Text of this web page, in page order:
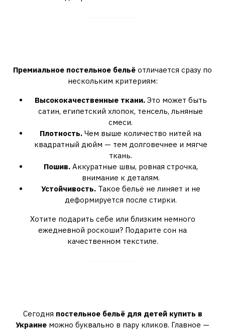
Премиальное постельное бельё отличается сразу по
нескольким критериям:
Высококачественные ткани.Это может быть
сатин, египетский хлопок, тенсель, льняные
смеси.
Плотность. Чем выше количество нитей на
квадратный дюйм — тем долговечнее и мягче
ткань.
Пошив.Аккуратные швы, ровная строчка,
внимание к деталям.
Устойчивость.Такое бельё не линяет и не
деформируется после стирки.
Хотите подарить себе или близким немного
ежедневной роскоши? Подарите сон на
качественном текстиле.
Сегодня постельное бельё для детей купить в
Украине можно буквально в пару кликов. Главное —